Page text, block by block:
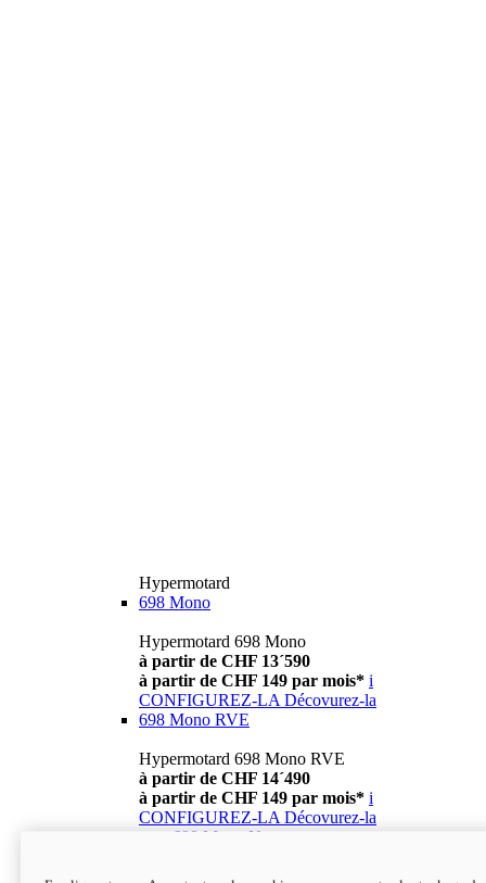
Hypermotard
698 Mono
Hypermotard 698 Mono
à partir de CHF 13´590
à partir de CHF 149 par mois* i
CONFIGUREZ-LA Décovurez-la
698 Mono RVE
Hypermotard 698 Mono RVE
à partir de CHF 14´490
à partir de CHF 149 par mois* i
CONFIGUREZ-LA Décovurez-la
698 Mono Nera
Hypermotard 698 Mono Nera